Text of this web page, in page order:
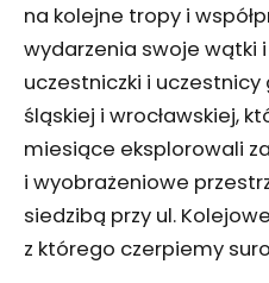
na kolejne tropy i
wydarzenia swoje wątki
uczestniczki i
śląskiej i wrocławskiej,
miesiące eksplorowali
i wyobrażeniowe
siedzibą przy ul.
z którego czerpiemy